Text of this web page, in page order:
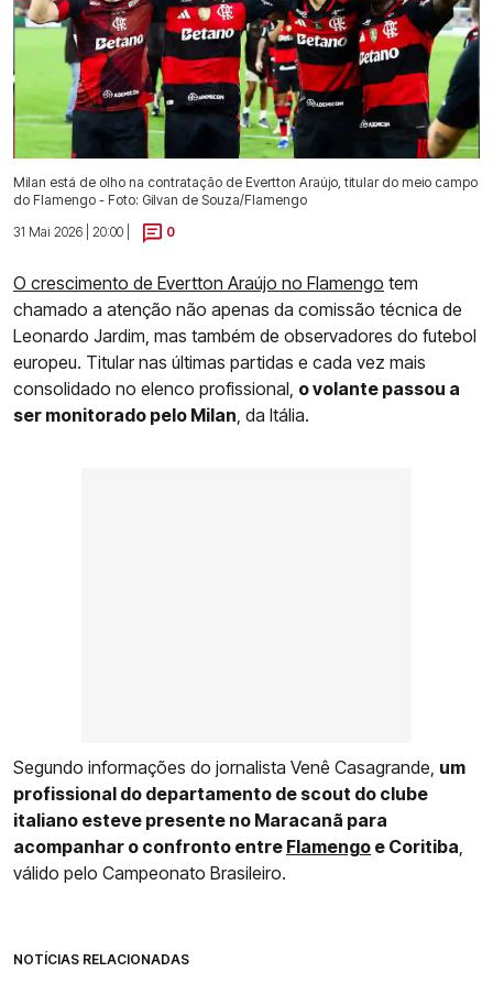
Milan está de olho na contratação de Evertton Araújo, titular do meio campo
do Flamengo - Foto: Gilvan de Souza/Flamengo
31 Mai 2026 | 20:00 |
0
O crescimento de Evertton Araújo no Flamengo tem
chamado a atenção não apenas da comissão técnica de
Leonardo Jardim, mas também de observadores do futebol
europeu. Titular nas últimas partidas e cada vez mais
consolidado no elenco profissional, o volante passou a
ser monitorado pelo Milan , da Itália.
Segundo informações do jornalista Venê Casagrande, um
profissional do departamento de scout do clube
italiano esteve presente no Maracanã para
acompanhar o confronto entre Flamengo e Coritiba
válido pelo Campeonato Brasileiro.
NOTÍCIAS RELACIONADAS